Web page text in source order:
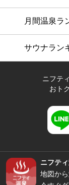
月間温泉ラ
サウナラン
ニフテ
おト
ニフテ
地図か